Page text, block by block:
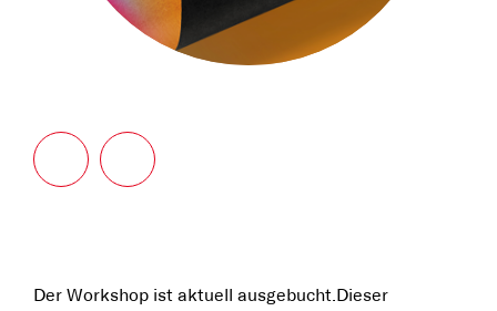
Der Workshop ist aktuell ausgebucht.Dieser